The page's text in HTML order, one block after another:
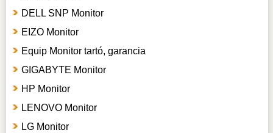
DELL SNP Monitor
EIZO Monitor
Equip Monitor tartó, garancia
GIGABYTE Monitor
HP Monitor
LENOVO Monitor
LG Monitor